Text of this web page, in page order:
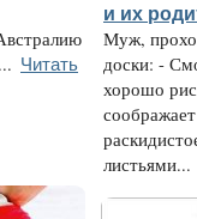
Читать
и их
Муж,
доски: -
хорошо
листьями...